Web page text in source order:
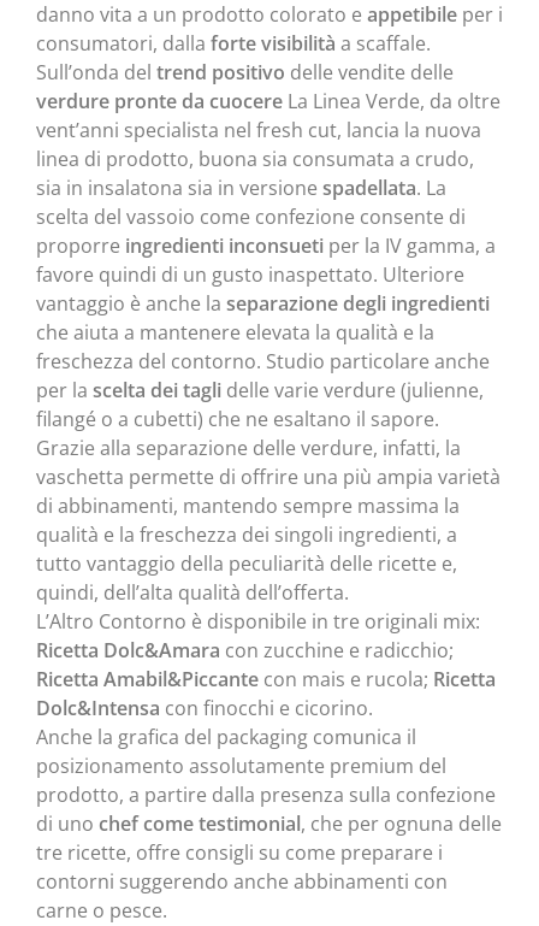
danno vita a un prodotto colorato e appetibile per i
consumatori, dalla forte visibilità a scaffale.
Sull’onda del trend positivo delle vendite delle
verdure pronte da cuocere La Linea Verde, da oltre
vent’anni specialista nel fresh cut, lancia la nuova
linea di prodotto, buona sia consumata a crudo,
sia in insalatona sia in versione spadellata. La
scelta del vassoio come confezione consente di
proporre ingredienti inconsueti per la IV gamma, a
favore quindi di un gusto inaspettato. Ulteriore
vantaggio è anche la separazione degli ingredienti
che aiuta a mantenere elevata la qualità e la
freschezza del contorno. Studio particolare anche
per la scelta dei tagli delle varie verdure (julienne,
filangé o a cubetti) che ne esaltano il sapore.
Grazie alla separazione delle verdure, infatti, la
vaschetta permette di offrire una più ampia varietà
di abbinamenti, mantendo sempre massima la
qualità e la freschezza dei singoli ingredienti, a
tutto vantaggio della peculiarità delle ricette e,
quindi, dell’alta qualità dell’offerta.
L’Altro Contorno è disponibile in tre originali mix:
Ricetta Dolc&Amara con zucchine e radicchio;
Ricetta Amabil&Piccante con mais e rucola; Ricetta
Dolc&Intensa con finocchi e cicorino.
Anche la grafica del packaging comunica il
posizionamento assolutamente premium del
prodotto, a partire dalla presenza sulla confezione
di uno chef come testimonial, che per ognuna delle
tre ricette, offre consigli su come preparare i
contorni suggerendo anche abbinamenti con
carne o pesce.